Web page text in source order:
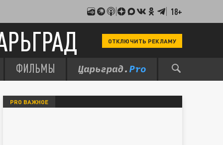
18+
ОТКЛЮЧИТЬ РЕКЛАМУ
ФИЛЬМЫ
PRO ВАЖНОЕ